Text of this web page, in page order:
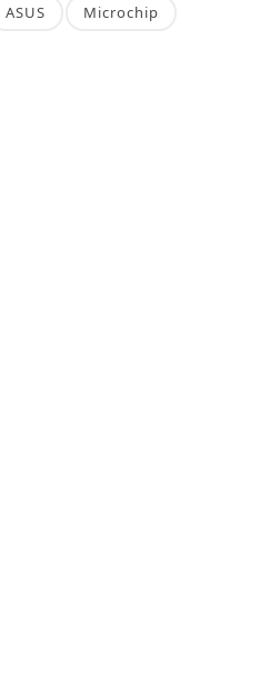
ASUS Microchip